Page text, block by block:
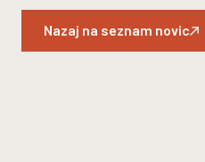
Nazaj na seznam novic